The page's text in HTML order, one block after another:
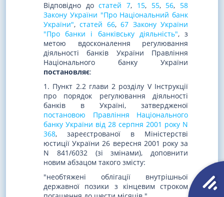
Відповідно достатей 7, 15, 55, 56, 58
Закону України "Про Національний банк
України",статей 66,67 Закону України
"Про банки і банківську діяльність", з
метою вдосконалення регулювання
діяльності банків України Правління
Національного банку України
постановляє:
1. Пункт 2.2 глави 2 розділу V Інструкції
про порядок регулювання діяльності
банків в Україні, затвердженої
постановою Правління Національного
банку України від 28 серпня 2001 року N
368, зареєстрованої в Міністерстві
юстиції України 26 вересня 2001 року за
N 841/6032 (зі змінами), доповнити
новим абзацом такого змісту:
"необтяжені облігації внутрішньої
державної позики з кінцевим строком